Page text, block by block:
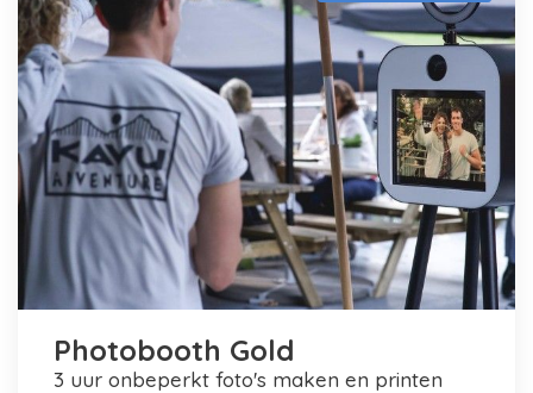
Photobooth Gold
3 uur onbeperkt foto's maken en printen